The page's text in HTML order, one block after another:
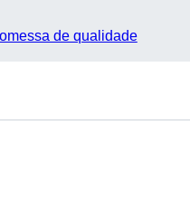
de qualidade